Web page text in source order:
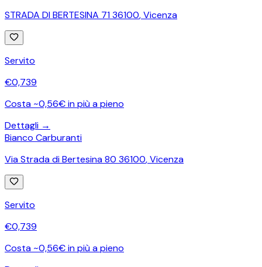
STRADA DI BERTESINA 71 36100,Vicenza
Servito
€0,739
Costa ~0,56€ in più a pieno
Dettagli →
Bianco Carburanti
Via Strada di Bertesina 80 36100,Vicenza
Servito
€0,739
Costa ~0,56€ in più a pieno